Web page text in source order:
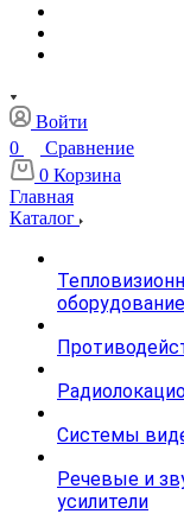
Войти
0
Сравнение
0 Корзина
Главная
Каталог
оборудование
Системы
Речевые и
усилители